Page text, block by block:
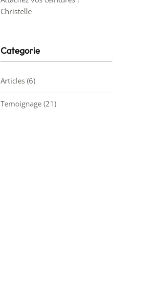
Christelle
Categorie
Articles (6)
Temoignage (21)